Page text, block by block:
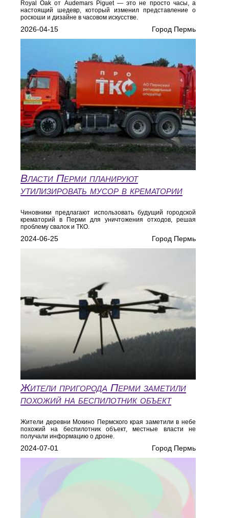
Royal Oak от Audemars Piguet — это не просто часы, а
настоящий шедевр, который изменил представление о
роскоши и дизайне в часовом искусстве.
2026-04-15 Город Пермь
Власти Перми планируют
утилизировать мусор в крематории
Чиновники предлагают использовать будущий городской
крематорий в Перми для уничтожения отходов, решая
проблему свалок и ТКО.
2024-06-25 Город Пермь
Жители пригорода Перми заметили
похожий на беспилотник объект
Жители деревни Мокино Пермского края заметили в небе
похожий на беспилотник объект, местные власти не
получали информацию о дроне.
2024-07-01 Город Пермь